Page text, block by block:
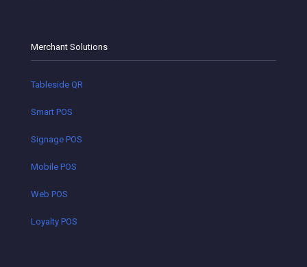
Merchant Solutions
Tableside QR
Smart POS
Signage POS
Mobile POS
Web POS
Loyalty POS